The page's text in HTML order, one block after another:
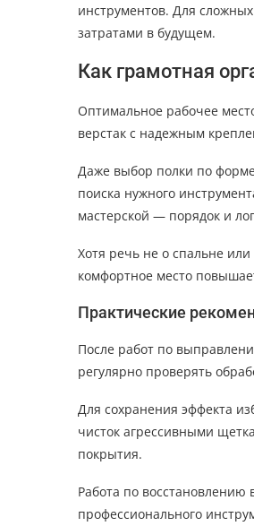
инструментов. Для
затратами в будущем.
Как грамотная
Оптимальное рабочее
верстак с надежным
Даже выбор полки по
поиска нужного
мастерской — порядок и
Хотя речь не о спальне или
комфортное место
Практические
После работ по
регулярно проверять
Для сохранения эффекта
чисток агрессивными
покрытия.
Работа по восстановлению
профессионального